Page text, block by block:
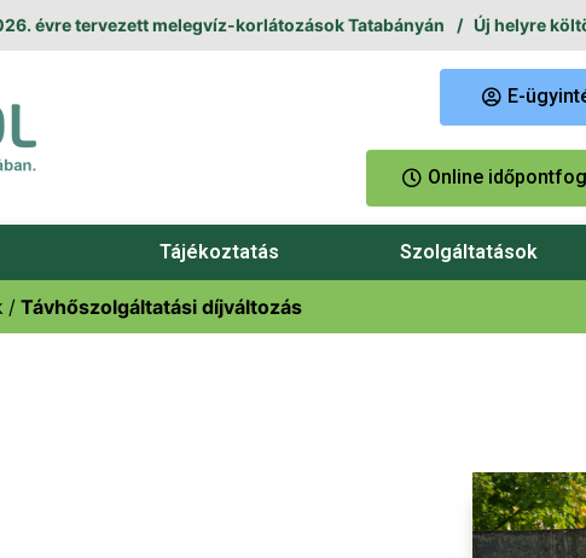
tervezett melegvíz-korlátozások Tatabányán Új helyre költözik
E-
Online
Tájékoztatás Szolgáltatások
Távhőszolgáltatási díjváltozás